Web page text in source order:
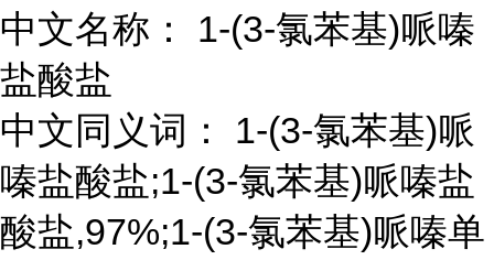
中文名称： 1-(3-氯苯基)哌嗪
盐酸盐
中文同义词： 1-(3-氯苯基)哌
嗪盐酸盐;1-(3-氯苯基)哌嗪盐
酸盐,97%;1-(3-氯苯基)哌嗪单